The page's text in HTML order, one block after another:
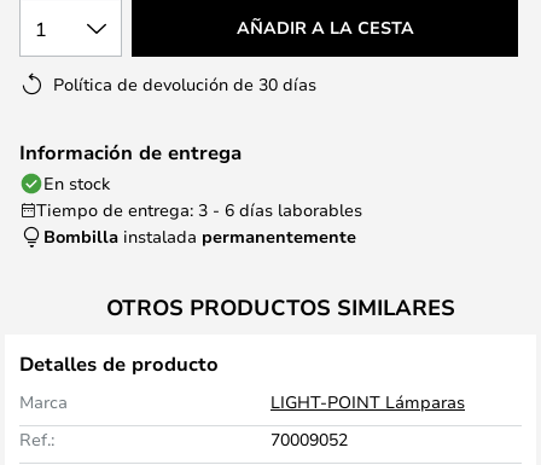
1 AÑADIR A LA CESTA
Política de devolución de 30 días
Información de entrega
En stock
Tiempo de entrega: 3 - 6 días laborables
Bombilla instalada permanentemente
OTROS PRODUCTOS SIMILARES
Detalles de producto
Marca
LIGHT-POINT Lámparas
Ref.:
70009052